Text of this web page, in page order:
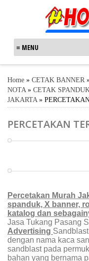
Home » CETAK BANNER
NOTA » CETAK SPANDUK
JAKARTA »
PERCETAKAN
Percetakan Murah
spanduk, X banner,
katalog dan
Jasa Tukang Pasang
Advertising
dengan nama kaca
sandblast pada
bahan yang bernama